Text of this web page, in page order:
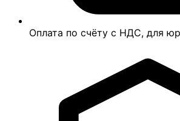
Оплата по счёту с НДС, для